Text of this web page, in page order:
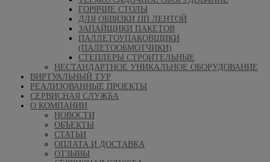
ГОРЯЧИЕ СТОЛЫ
ДЛЯ ОБВЯЗКИ ПП ЛЕНТОЙ
ЗАПАЙЩИКИ ПАКЕТОВ
ПАЛЛЕТОУПАКОВЩИКИ
(ПАЛЕТООБМОТЧИКИ)
СТЕПЛЕРЫ СТРОИТЕЛЬНЫЕ
НЕСТАНДАРТНОЕ УНИКАЛЬНОЕ ОБОРУДОВАНИЕ
ВИРТУАЛЬНЫЙ ТУР
РЕАЛИЗОВАННЫЕ ПРОЕКТЫ
СЕРВИСНАЯ СЛУЖБА
О КОМПАНИИ
НОВОСТИ
ОБЪЕКТЫ
СТАТЬИ
ОПЛАТА И ДОСТАВКА
ОТЗЫВЫ